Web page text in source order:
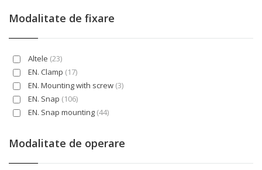
Modalitate de fixare
Altele (23)
EN. Clamp (17)
EN. Mounting with screw (3)
EN. Snap (106)
EN. Snap mounting (44)
Montaj cu surub(1)
Modalitate de operare